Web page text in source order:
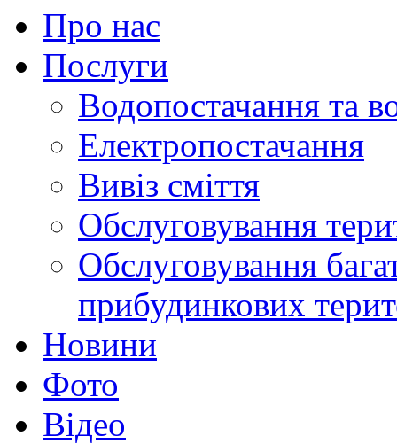
Про нас
Послуги
Водопостачання та
Електропостачання
Вивіз сміття
Обслуговування
Обслуговування
прибудинкових
Новини
Фото
Відео